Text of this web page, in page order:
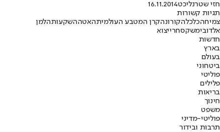
חזי שטרנליכט16.11.2014
תגיות קשורות
צמיחהכלכלהקורונהקרן המטבע העולמיתהאטההשקעותהלמן
אלדובימשקסחרייצוא
חדשות
בארץ
בעולם
ביטחוני
פוליטי
פלילים
בריאות
חינוך
משפט
פוליטי-מדיני
תרבות ובידור